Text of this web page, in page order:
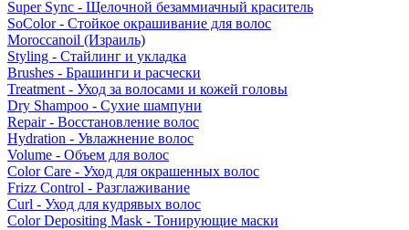
Super Sync - Щелочной безаммиачный краситель
SoColor - Стойкое окрашивание для волос
Moroccanoil (Израиль)
Styling - Стайлинг и укладка
Brushes - Брашинги и расчески
Treatment - Уход за волосами и кожей головы
Dry Shampoo - Сухие шампуни
Repair - Восстановление волос
Hydration - Увлажнение волос
Volume - Объем для волос
Color Care - Уход для окрашенных волос
Frizz Control - Разглаживание
Curl - Уход для кудрявых волос
Color Depositing Mask - Тонирующие маски